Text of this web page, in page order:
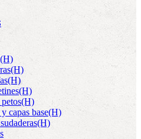
petos(H)
capas base(H)